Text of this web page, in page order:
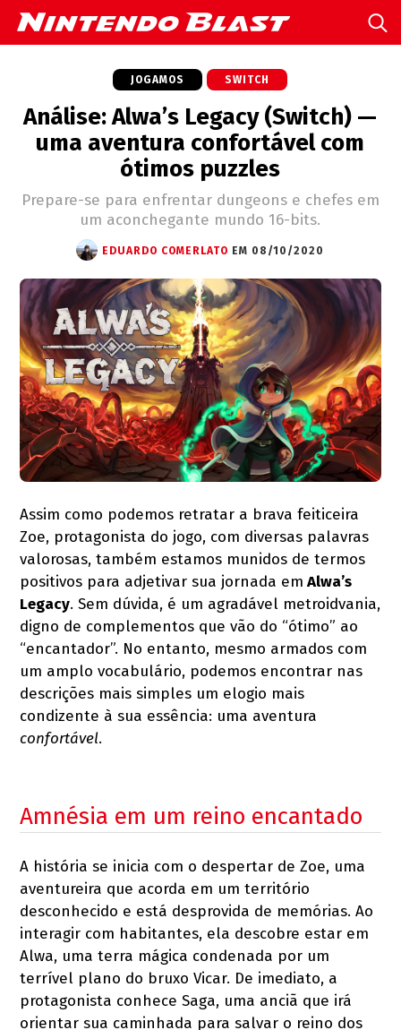
JOGAMOS SWITCH
Análise: Alwa’s Legacy (Switch) —
uma aventura confortável com
ótimos puzzles
Prepare-se para enfrentar dungeons e chefes em
um aconchegante mundo 16-bits.
EDUARDO COMERLATO EM 08/10/2020
Assim como podemos retratar a brava feiticeira
Zoe, protagonista do jogo, com diversas palavras
valorosas, também estamos munidos de termos
positivos para adjetivar sua jornada em Alwa’s
Legacy. Sem dúvida, é um agradável metroidvania,
digno de complementos que vão do “ótimo” ao
“encantador”. No entanto, mesmo armados com
um amplo vocabulário, podemos encontrar nas
descrições mais simples um elogio mais
condizente à sua essência: uma aventura
confortável.
Amnésia em um reino encantado
A história se inicia com o despertar de Zoe, uma
aventureira que acorda em um território
desconhecido e está desprovida de memórias. Ao
interagir com habitantes, ela descobre estar em
Alwa, uma terra mágica condenada por um
terrível plano do bruxo Vicar. De imediato, a
protagonista conhece Saga, uma anciã que irá
orientar sua caminhada para salvar o reino dos